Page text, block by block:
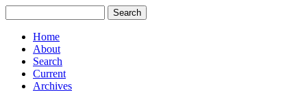
Home
About
Search
Current
Archives